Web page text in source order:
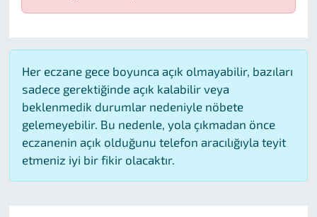
Her eczane gece boyunca açık olmayabilir, bazıları
sadece gerektiğinde açık kalabilir veya
beklenmedik durumlar nedeniyle nöbete
gelemeyebilir. Bu nedenle, yola çıkmadan önce
eczanenin açık olduğunu telefon aracılığıyla teyit
etmeniz iyi bir fikir olacaktır.